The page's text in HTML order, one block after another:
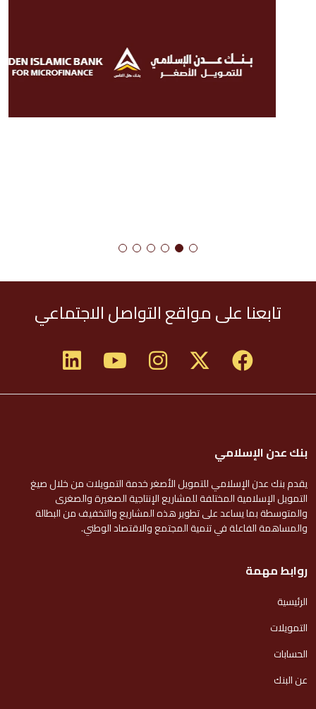
تابعنا على مواقع التواصل الاجتماعي
بنك عدن الإسلامي
يقدم بنك عدن الإسلامي للتمويل الأصغر خدمة التمويلات من خلال صيغ
التمويل الإسلامية المختلفة للمشاريع الإنتاجية الصغيرة والصغرى
والمتوسطة بما يساعد على تطوير هذه المشاريع والتخفيف من البطالة
والمساهمة الفاعلة في تنمية المجتمع والاقتصاد الوطني.
روابط مهمة
الرئيسية
التمويلات
الحسابات
عن البنك